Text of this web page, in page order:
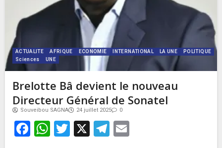
ACTUALITE AFRIQUE ECONOMIE INTERNATIONAL LA UNE
POLITIQUE
Sciences
UNE
Brelotte Bâ devient le nouveau
Directeur Général de Sonatel
Souveibou SAGNA 24 juillet 2025 0
Facebook
WhatsApp
Twitter
X Telegram